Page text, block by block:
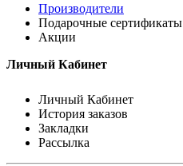
Производители
Подарочные сертификаты
Акции
Личный Кабинет
Личный Кабинет
История заказов
Закладки
Рассылка